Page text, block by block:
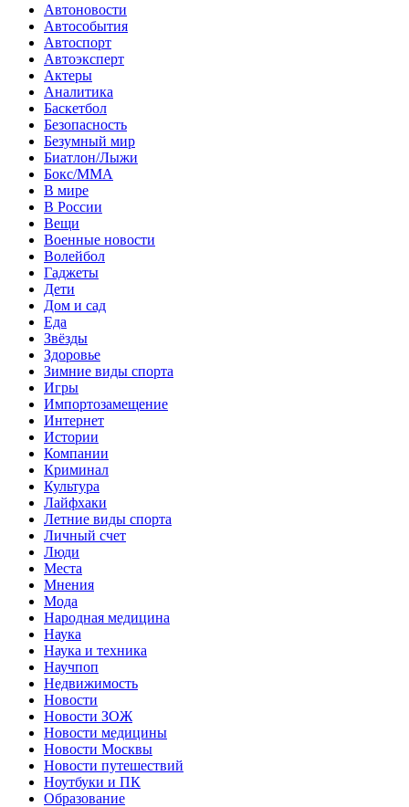
Автоновости
Автособытия
Автоспорт
Автоэксперт
Актеры
Аналитика
Баскетбол
Безопасность
Безумный мир
Биатлон/Лыжи
Бокс/MMA
В мире
В России
Вещи
Военные новости
Волейбол
Гаджеты
Дети
Дом и сад
Еда
Звёзды
Здоровье
Зимние виды спорта
Игры
Импортозамещение
Интернет
Истории
Компании
Криминал
Культура
Лайфхаки
Летние виды спорта
Личный счет
Люди
Места
Мнения
Мода
Народная медицина
Наука
Наука и техника
Научпоп
Недвижимость
Новости
Новости ЗОЖ
Новости медицины
Новости Москвы
Новости путешествий
Ноутбуки и ПК
Образование